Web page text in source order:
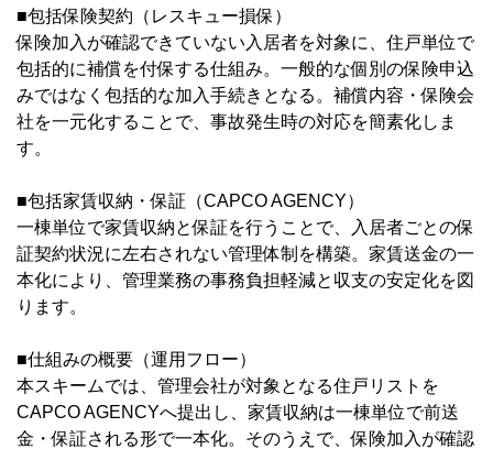
■包括保険契約（レスキュー損保）
保険加入が確認できていない入居者を対象に、住戸単位で
包括的に補償を付保する仕組み。一般的な個別の保険申込
みではなく包括的な加入手続きとなる。補償内容・保険会
社を一元化することで、事故発生時の対応を簡素化しま
す。
■包括家賃収納・保証（CAPCO AGENCY）
一棟単位で家賃収納と保証を行うことで、入居者ごとの保
証契約状況に左右されない管理体制を構築。家賃送金の一
本化により、管理業務の事務負担軽減と収支の安定化を図
ります。
■仕組みの概要（運用フロー）
本スキームでは、管理会社が対象となる住戸リストを
CAPCO AGENCYへ提出し、家賃収納は一棟単位で前送
金・保証される形で一本化。そのうえで、保険加入が確認